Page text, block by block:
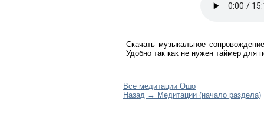
Скачать музыкальное
Удобно так как не нужен таймер для
Все медитации Ошо
Назад → Медитации (начало раздела)